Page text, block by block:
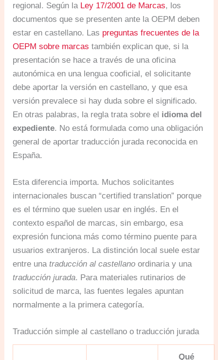
regional. Según la Ley 17/2001 de Marcas, los
documentos que se presenten ante la OEPM deben
estar en castellano. Las preguntas frecuentes de la
OEPM sobre marcas también explican que, si la
presentación se hace a través de una oficina
autonómica en una lengua cooficial, el solicitante
debe aportar la versión en castellano, y que esa
versión prevalece si hay duda sobre el significado.
En otras palabras, la regla trata sobre el idioma del
expediente. No está formulada como una obligación
general de aportar traducción jurada reconocida en
España.
Esta diferencia importa. Muchos solicitantes
internacionales buscan “certified translation” porque
es el término que suelen usar en inglés. En el
contexto español de marcas, sin embargo, esa
expresión funciona más como término puente para
usuarios extranjeros. La distinción local suele estar
entre unatraducción al castellano ordinaria y una
traducción jurada. Para materiales rutinarios de
solicitud de marca, las fuentes legales apuntan
normalmente a la primera categoría.
Traducción simple al castellano o traducción jurada
Qué